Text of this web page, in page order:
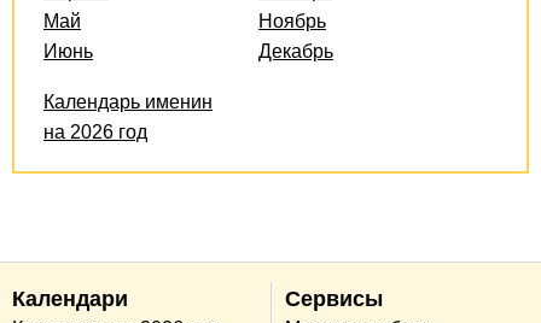
Май
Июнь
Ноябрь
Декабрь
Календарь именин
на 2026 год
Календари Сервисы